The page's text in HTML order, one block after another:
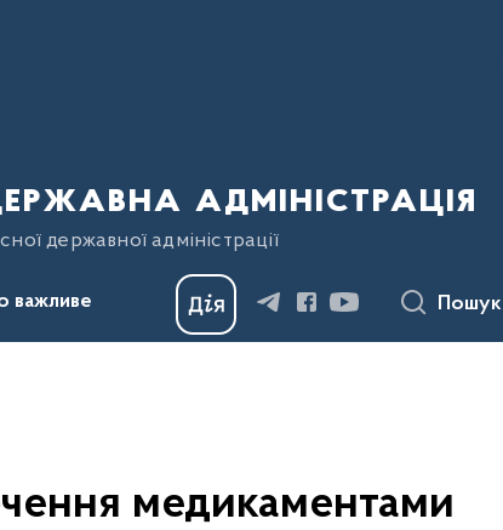
адміністрація
державної адміністрації
важливе Пошук
медикаментами